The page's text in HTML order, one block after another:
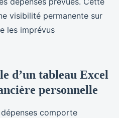
visibilité permanente sur
les imprévus
d’un tableau Excel
personnelle
comporte